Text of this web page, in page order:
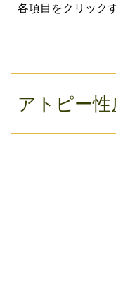
各項目をクリック
アトピー性